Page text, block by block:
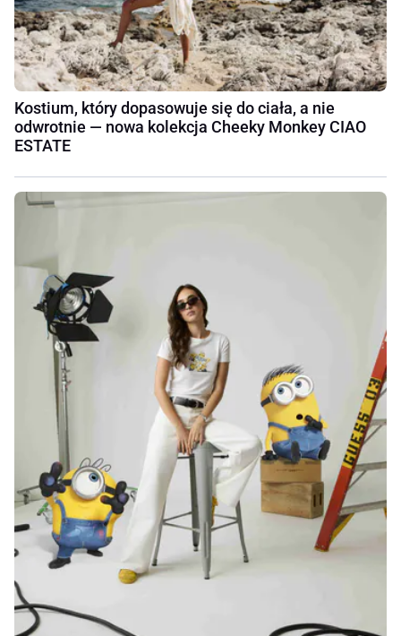
Kostium, który dopasowuje się do ciała, a nie
odwrotnie — nowa kolekcja Cheeky Monkey CIAO
ESTATE